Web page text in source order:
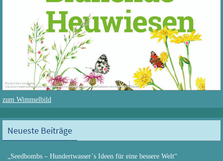
zum Wimmelbild
Neueste Beiträge
„Seedbombs – Hundertwasser´s Ideen für eine bessere Welt“